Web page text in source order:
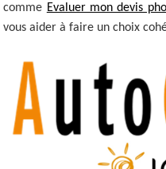
comme Evaluer mon devis
vous aider à faire un choix